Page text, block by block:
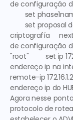
de configuração
set
set proposal
criptografía next
de configuração
"root"         set ip
endereço ip na
remote-ip
endereço ip do
Agora nesse
protocolo de